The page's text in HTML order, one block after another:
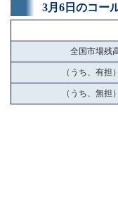
3月6日のコー
全国市場残
（うち、有担）
（うち、無担）